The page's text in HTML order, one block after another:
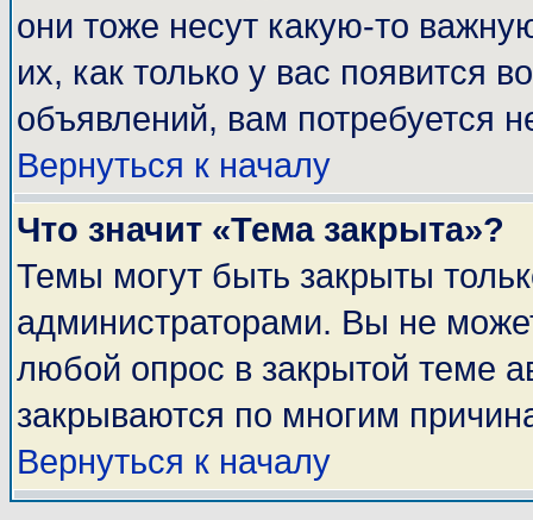
они тоже несут какую-то
их, как только у вас появится
объявлений, вам потребуется
Вернуться к началу
Что значит «Тема закрыта»?
Темы могут быть закрыты
администраторами. Вы не
любой опрос в закрытой теме
закрываются по многим
Вернуться к началу